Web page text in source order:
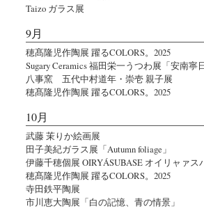
Taizo ガラス展
9月
穂髙隆児作陶展 躍るCOLORS。2025
Sugary Ceramics 福田栄一うつわ展「安南寧
八事窯 五代中村道年・崇壱 親子展
穂髙隆児作陶展 躍るCOLORS。2025
10月
武藤 茉りか絵画展
田子美紀ガラス展「Autumn foliage」
伊藤千穂個展 OIRYÁSUBASE オイリャァス
穂髙隆児作陶展 躍るCOLORS。2025
寺田鉄平陶展
市川恵大陶展「白の記憶、青の情景」